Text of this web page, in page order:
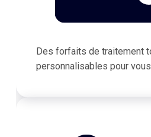
Des forfaits de traitement
personnalisables pour vous